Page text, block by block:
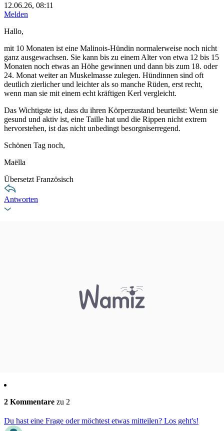
12.06.26, 08:11
Melden
Hallo,
mit 10 Monaten ist eine Malinois-Hündin normalerweise noch nicht
ganz ausgewachsen. Sie kann bis zu einem Alter von etwa 12 bis 15
Monaten noch etwas an Höhe gewinnen und dann bis zum 18. oder
24. Monat weiter an Muskelmasse zulegen. Hündinnen sind oft
deutlich zierlicher und leichter als so manche Rüden, erst recht,
wenn man sie mit einem echt kräftigen Kerl vergleicht.
Das Wichtigste ist, dass du ihren Körperzustand beurteilst: Wenn sie
gesund und aktiv ist, eine Taille hat und die Rippen nicht extrem
hervorstehen, ist das nicht unbedingt besorgniserregend.
Schönen Tag noch,
Maëlla
Übersetzt Französisch
Antworten
2 Kommentare zu 2
Du hast eine Frage oder möchtest etwas mitteilen? Los geht's!